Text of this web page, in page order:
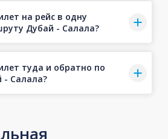
на рейс в одну
Дубай - Салала?
туда и обратно по
Салала?